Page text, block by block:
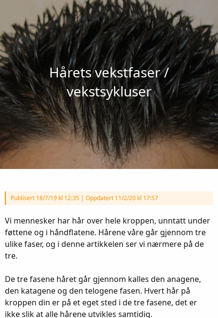
Hårets vekstfaser /
vekstsykluser
Publisert 18/7/19 kl 12:35 | Oppdatert 11/2/20 kl 17:57
Vi mennesker har hår over hele kroppen, unntatt under
føttene og i håndflatene. Hårene våre går gjennom tre
ulike faser, og i denne artikkelen ser vi nærmere på de
tre.
De tre fasene håret går gjennom kalles den anagene,
den katagene og den telogene fasen. Hvert hår på
kroppen din er på et eget sted i de tre fasene, det er
ikke slik at alle hårene utvikles samtidig.